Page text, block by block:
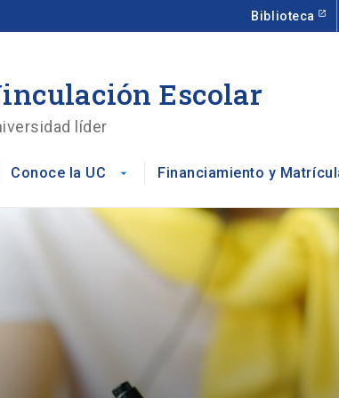
Biblioteca
Escolar
líder
Conoce la UC arrow_drop_down Financiamiento y